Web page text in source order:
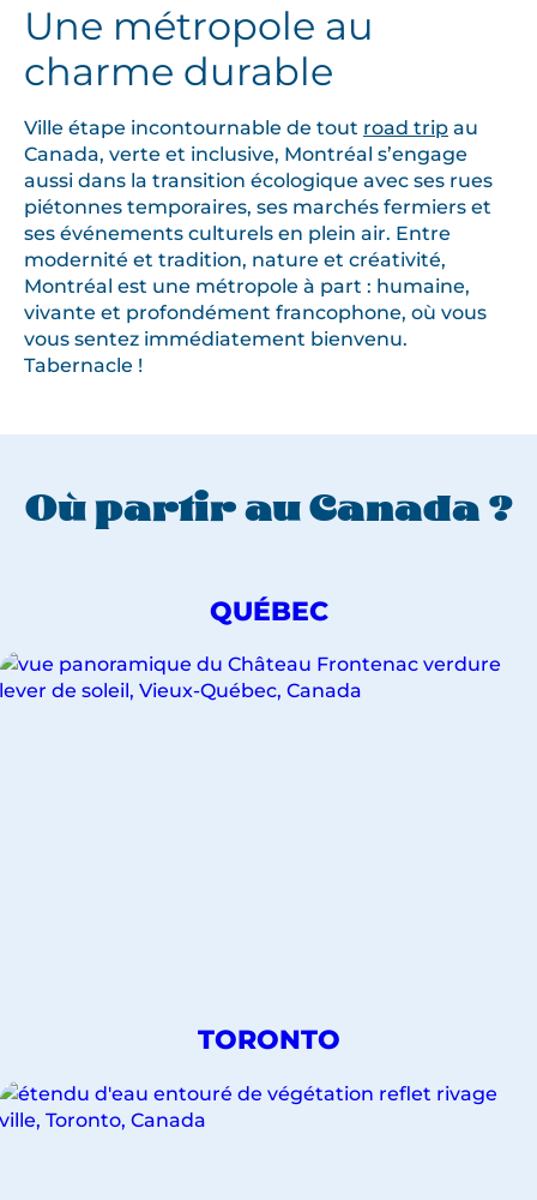
Une métropole au
charme durable
Ville étape incontournable de tout road trip au
Canada, verte et inclusive, Montréal s’engage
aussi dans la transition écologique avec ses rues
piétonnes temporaires, ses marchés fermiers et
ses événements culturels en plein air. Entre
modernité et tradition, nature et créativité,
Montréal est une métropole à part : humaine,
vivante et profondément francophone, où vous
vous sentez immédiatement bienvenu.
Tabernacle !
Où partir au Canada ?
DÉCOUVREZ
NOS
VOYAGES
POUR
QUÉBEC
DÉCOUVREZ
VOYAGES
POUR
TORONTO